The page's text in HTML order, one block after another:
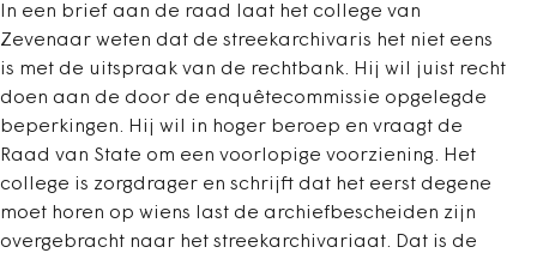
In een brief aan de raad laat het college van
Zevenaar weten dat de streekarchivaris het niet eens
is met de uitspraak van de rechtbank. Hij wil juist recht
doen aan de door de enquêtecommissie opgelegde
beperkingen. Hij wil in hoger beroep en vraagt de
Raad van State om een voorlopige voorziening. Het
college is zorgdrager en schrijft dat het eerst degene
moet horen op wiens last de archiefbescheiden zijn
overgebracht naar het streekarchivariaat. Dat is de